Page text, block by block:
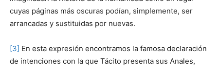
cuyas páginas más oscuras podían, simplemente, ser
arrancadas y sustituidas por nuevas.
[3] En esta expresión encontramos la famosa declaración
de intenciones con la que Tácito presenta sus Anales,